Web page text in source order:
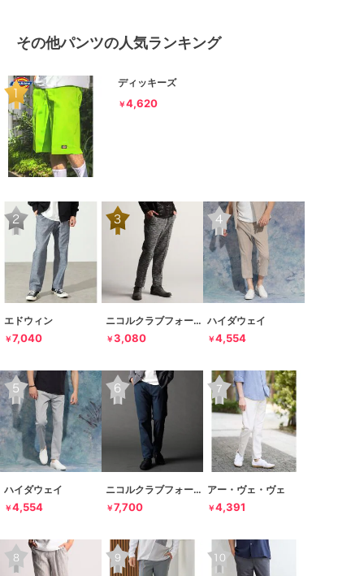
その他パンツの人気ランキング
ディッキーズ
￥4,620
エドウィン
￥7,040
ニコルクラブフォーメン
￥3,080
ハイダウェイ
￥4,554
ハイダウェイ
￥4,554
ニコルクラブフォーメン
￥7,700
アー・ヴェ・ヴェ
￥4,391